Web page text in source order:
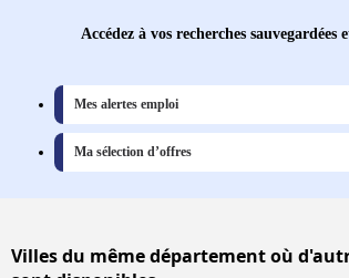
Accédez à vos recherches sauvegardées
Mes alertes emploi
Ma sélection d’offres
Villesdu même département où